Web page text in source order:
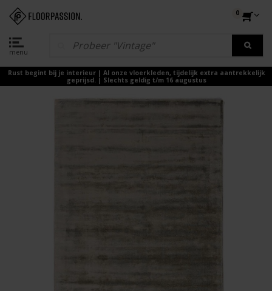
menu
0
Rust begint bij je interieur | Al onze vloerkleden, tijdelijk extra aantrekkelijk
geprijsd. | Slechts geldig t/m 16 augustus